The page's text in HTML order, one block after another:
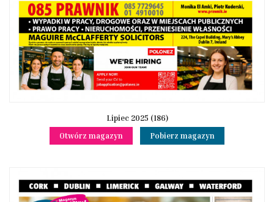
Lipiec 2025 (186)
Otwórz magazyn
Pobierz magazyn